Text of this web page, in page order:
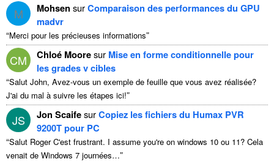
M Mohsen surComparaison des performances du GPU
madvr
“Merci pour les précieuses informations”
CM Chloé Mooresur Mise en forme conditionnelle pour
les grades v cibles
“Salut John, Avez-vous un exemple de feuille que vous avez réalisée?
J'ai du mal à suivre les étapes ici!”
JS Jon ScaifesurCopiez les fichiers du Humax PVR
9200T pour PC
“Salut Roger C'est frustrant. I assume you're on windows 10 ou 11? Cela
venait de Windows 7 journées…”